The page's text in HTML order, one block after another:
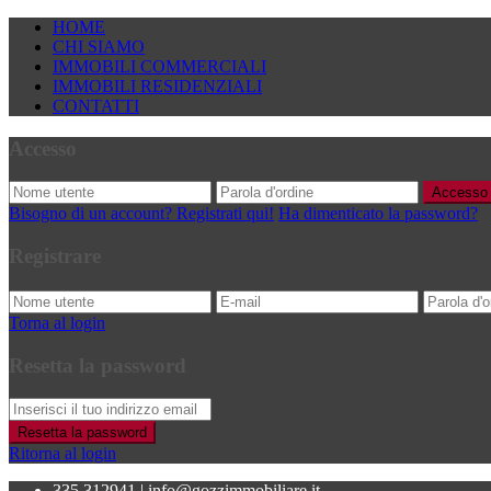
HOME
CHI SIAMO
IMMOBILI COMMERCIALI
IMMOBILI RESIDENZIALI
CONTATTI
Accesso
Bisogno di un account? Registrati qui! Ha dimenticato la password?
Torna al login
Resetta la password
Ritorna al login